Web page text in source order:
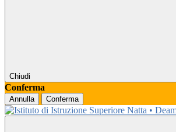
Chiudi
Conferma
Annulla Conferma